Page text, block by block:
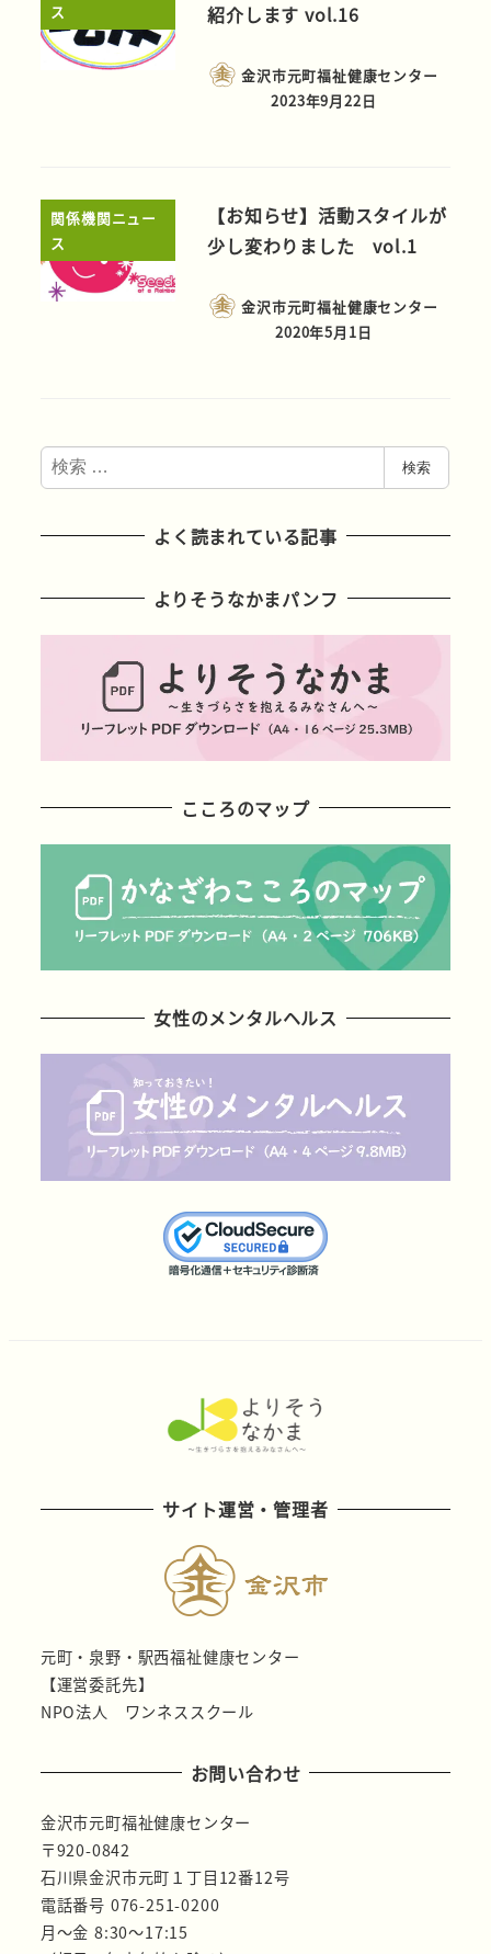
ス
紹介します vol.16
金沢市元町福祉健康センター
2023年9月22日
関係機関ニュー
ス
【お知らせ】活動スタイルが
少し変わりました vol.1
金沢市元町福祉健康センター
2020年5月1日
検
索
検索
よく読まれている記事
よりそうなかまパンフ
こころのマップ
女性のメンタルヘルス
サイト運営・管理者
元町・泉野・駅西福祉健康センター
【運営委託先】
NPO法人 ワンネススクール
お問い合わせ
金沢市元町福祉健康センター
〒920-0842
石川県金沢市元町１丁目12番12号
電話番号 076-251-0200
月～金 8:30～17:15